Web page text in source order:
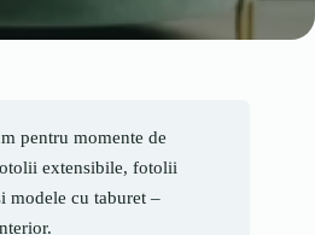
pentru momente de
extensibile, fotolii
modele cu taburet –